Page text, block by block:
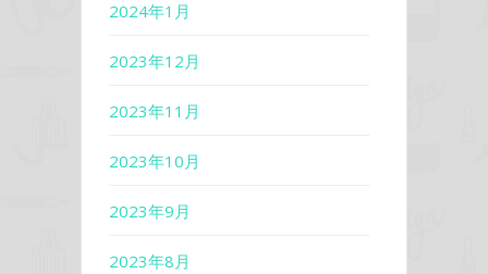
2024年1月
2023年12月
2023年11月
2023年10月
2023年9月
2023年8月